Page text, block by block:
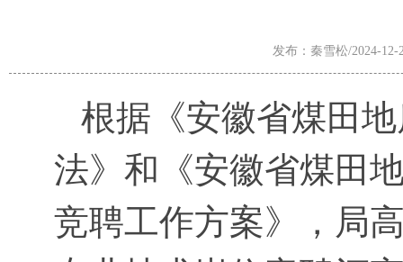
发布：秦雪松/2024-
根据《安徽省煤田
法》和《安徽省煤田
竞聘工作方案》，局